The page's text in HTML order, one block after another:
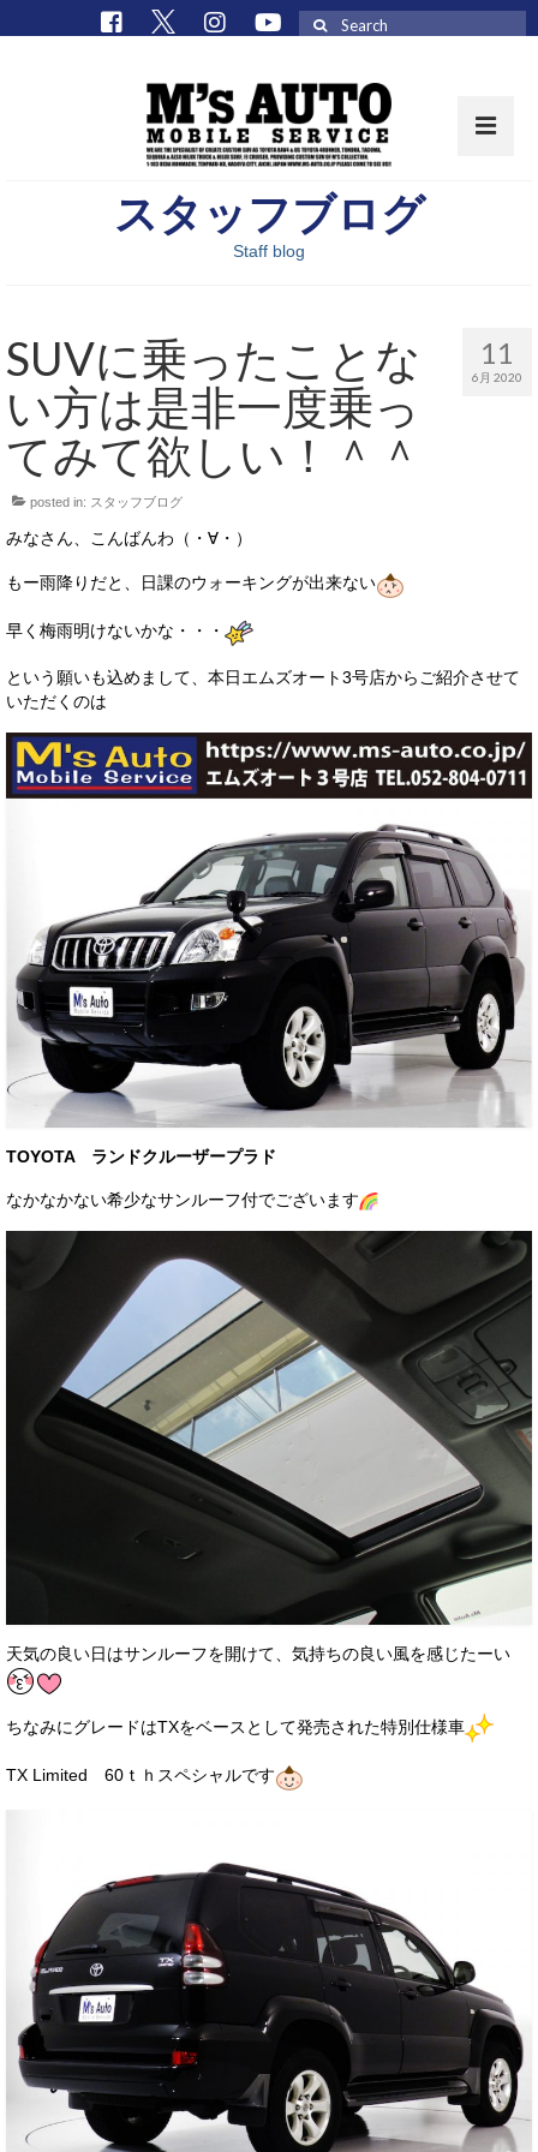
取扱車種一覧
M’sCollectionパーツ一覧
エムズオート
M’sCollection
エムズオートとは
店舗情報
会社概要
ブログ
イベント
ニュース
スタッフブログ
お客様の声
お問い合わせ
メールフォーム
電話はこちら
スタッフブログ
Staff blog
11
6月 2020
SUVに乗ったことな
い方は是非一度乗っ
てみて欲しい！＾＾
posted in: スタッフブログ
みなさん、こんばんわ（・∀・）
もー雨降りだと、日課のウォーキングが出来ない
早く梅雨明けないかな・・・
という願いも込めまして、本日エムズオート3号店からご紹介させて
いただくのは
TOYOTA ランドクルーザープラド
なかなかない希少なサンルーフ付でございます
天気の良い日はサンルーフを開けて、気持ちの良い風を感じたーい
ちなみにグレードはTXをベースとして発売された特別仕様車
TX Limited 60ｔｈスペシャルです